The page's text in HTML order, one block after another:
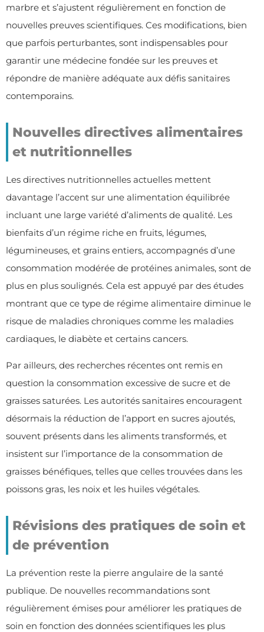
marbre et s’ajustent régulièrement en fonction de
nouvelles preuves scientifiques. Ces modifications, bien
que parfois perturbantes, sont indispensables pour
garantir une médecine fondée sur les preuves et
répondre de manière adéquate aux défis sanitaires
contemporains.
Nouvelles directives alimentaires
et nutritionnelles
Les directives nutritionnelles actuelles mettent
davantage l’accent sur une alimentation équilibrée
incluant une large variété d’aliments de qualité. Les
bienfaits d’un régime riche en fruits, légumes,
légumineuses, et grains entiers, accompagnés d’une
consommation modérée de protéines animales, sont de
plus en plus soulignés. Cela est appuyé par des études
montrant que ce type de régime alimentaire diminue le
risque de maladies chroniques comme les maladies
cardiaques, le diabète et certains cancers.
Par ailleurs, des recherches récentes ont remis en
question la consommation excessive de sucre et de
graisses saturées. Les autorités sanitaires encouragent
désormais la réduction de l’apport en sucres ajoutés,
souvent présents dans les aliments transformés, et
insistent sur l’importance de la consommation de
graisses bénéfiques, telles que celles trouvées dans les
poissons gras, les noix et les huiles végétales.
Révisions des pratiques de soin et
de prévention
La prévention reste la pierre angulaire de la santé
publique. De nouvelles recommandations sont
régulièrement émises pour améliorer les pratiques de
soin en fonction des données scientifiques les plus